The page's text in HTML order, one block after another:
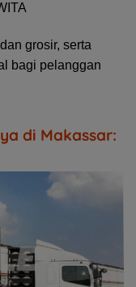
grosir, serta
bagi pelanggan
di Makassar: